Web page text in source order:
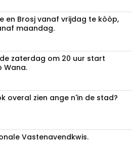
en Brosj vanaf vrijdag te kòòp,
maandag.
zaterdag om 20 uur start
Wana.
overal zien ange n'in de stad?
Vastenavendkwis.